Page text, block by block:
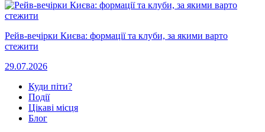
Рейв-вечірки Києва: формації та клуби, за якими варто
стежити
29.07.2026
Куди піти?
Події
Цікаві місця
Блог